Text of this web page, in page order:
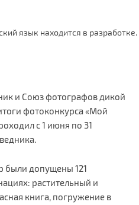
язык находится в разработке.
и Союз фотографов дикой
фотоконкурса «Мой
с 1 июня по 31
были допущены 121
растительный и
книга, погружение в